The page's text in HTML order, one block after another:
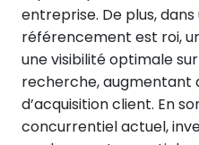
entreprise. De plus,
référencement est roi,
une visibilité optimale
recherche, augmentant
d’acquisition client. En
concurrentiel actuel,